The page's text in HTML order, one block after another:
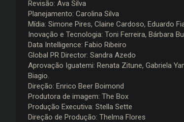
Revisão: Ava Silva
Planejamento: Carolina Silva
Mídia: Simone Pires, Claine Cardoso, Eduardo
Inovação e Tecnologia: Toni Ferreira, Bárbara
Data Intelligence: Fabio Ribeiro
Global PR Director: Sandra Azedo
Aprovação Iguatemi: Renata Zitune, Gabriela
Biagio.
Direção: Enrico Beer Boimond
Produtora de imagem: The Box
Produção Executiva: Stella Sette
Direção de Produção: Thelma Flores